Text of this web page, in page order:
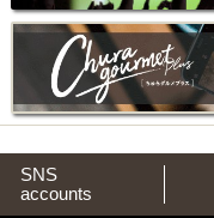
SNS
accounts